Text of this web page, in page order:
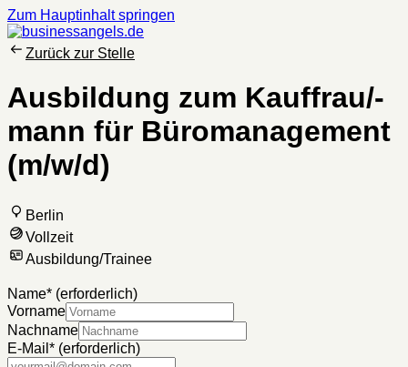
Zum Hauptinhalt springen
Zurück zur Stelle
Ausbildung zum Kauffrau/-
mann für Büromanagement
(m/w/d)
Berlin
Vollzeit
Ausbildung/Trainee
Name* (erforderlich)
Vorname
Nachname
E-Mail * (erforderlich)